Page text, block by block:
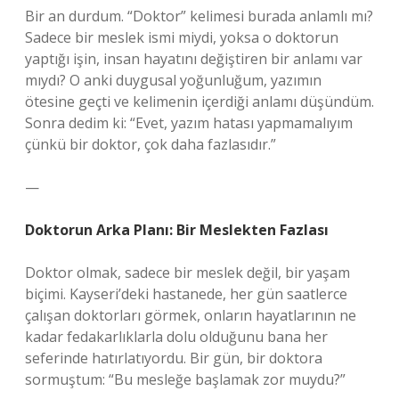
Bir an durdum. “Doktor” kelimesi burada anlamlı mı?
Sadece bir meslek ismi miydi, yoksa o doktorun
yaptığı işin, insan hayatını değiştiren bir anlamı var
mıydı? O anki duygusal yoğunluğum, yazımın
ötesine geçti ve kelimenin içerdiği anlamı düşündüm.
Sonra dedim ki: “Evet, yazım hatası yapmamalıyım
çünkü bir doktor, çok daha fazlasıdır.”
—
Doktorun Arka Planı: Bir Meslekten Fazlası
Doktor olmak, sadece bir meslek değil, bir yaşam
biçimi. Kayseri’deki hastanede, her gün saatlerce
çalışan doktorları görmek, onların hayatlarının ne
kadar fedakarlıklarla dolu olduğunu bana her
seferinde hatırlatıyordu. Bir gün, bir doktora
sormuştum: “Bu mesleğe başlamak zor muydu?”